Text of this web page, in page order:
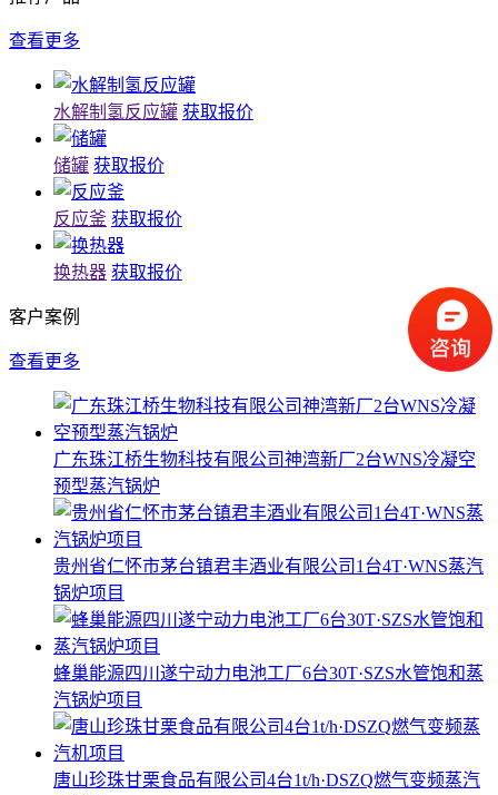
查看更多
水解制氢反应罐 获取报价
储罐 获取报价
反应釜 获取报价
换热器 获取报价
客户案例
查看更多
广东珠江桥生物科技有限公司神湾新厂2台WNS冷凝空
预型蒸汽锅炉
贵州省仁怀市茅台镇君丰酒业有限公司1台4T·WNS蒸汽
锅炉项目
蜂巢能源四川遂宁动力电池工厂6台30T·SZS水管饱和蒸
汽锅炉项目
唐山珍珠甘栗食品有限公司4台1t/h·DSZQ燃气变频蒸汽